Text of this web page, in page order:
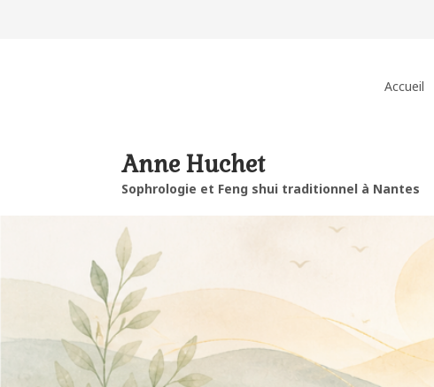
Accueil
Anne Huchet
Sophrologie et Feng shui traditionnel à Nantes